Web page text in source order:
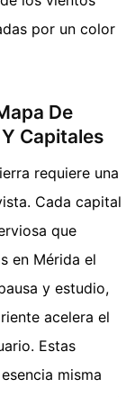
por un color
De
Capitales
requiere una
Cada capital
que
en Mérida el
y estudio,
acelera el
Estas
misma